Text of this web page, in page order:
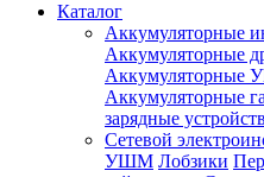
Каталог
Аккумуляторные
Аккумуляторные
Аккумуляторные
Аккумуляторные
зарядные
Сетевой
УШМ Лобзики